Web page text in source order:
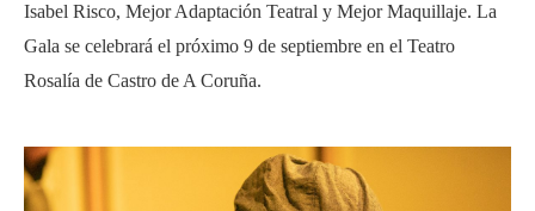
Isabel Risco, Mejor Adaptación Teatral y Mejor Maquillaje. La
Gala se celebrará el próximo 9 de septiembre en el Teatro
Rosalía de Castro de A Coruña.